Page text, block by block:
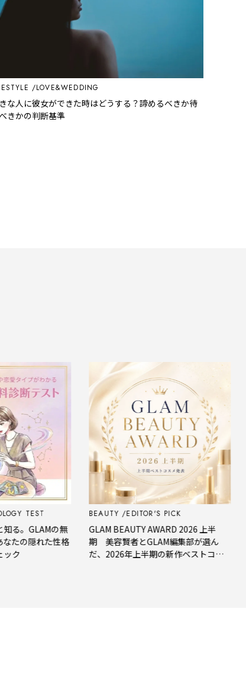
LOVE&WEDDING
な人に彼女ができた時はどうする？諦めるべきか待
きかの判断基準
の無
性格
EDITOR'S PICK
GLAM BEAUTY AWARD 2026 上半
期 美容賢者とGLAM編集部が選ん
だ、2026年上半期の新作ベストコス
【今週の
星座占い